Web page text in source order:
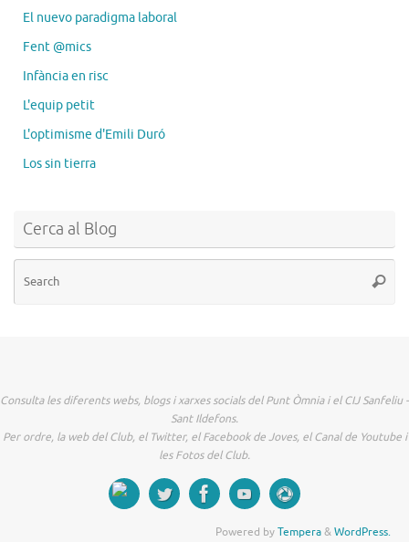
El nuevo paradigma laboral
Fent @mics
Infància en risc
L'equip petit
L'optimisme d'Emili Duró
Los sin tierra
Cerca al Blog
Consulta les diferents webs, blogs i xarxes socials del Punt Òmnia i el CIJ Sanfeliu -
Sant Ildefons.
Per ordre, la web del Club, el Twitter, el Facebook de Joves, el Canal de Youtube i
les Fotos del Club.
Powered byTempera&WordPress.